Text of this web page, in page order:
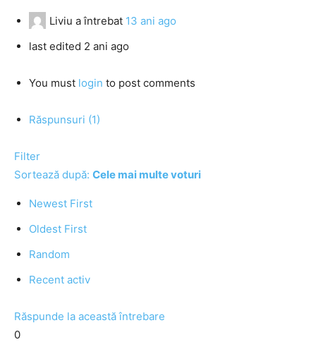
Liviu a întrebat 13 ani ago
last edited 2 ani ago
You must login to post comments
Răspunsuri (1)
Filter
Sortează după: Cele mai multe voturi
Newest First
Oldest First
Random
Recent activ
Răspunde la această întrebare
0